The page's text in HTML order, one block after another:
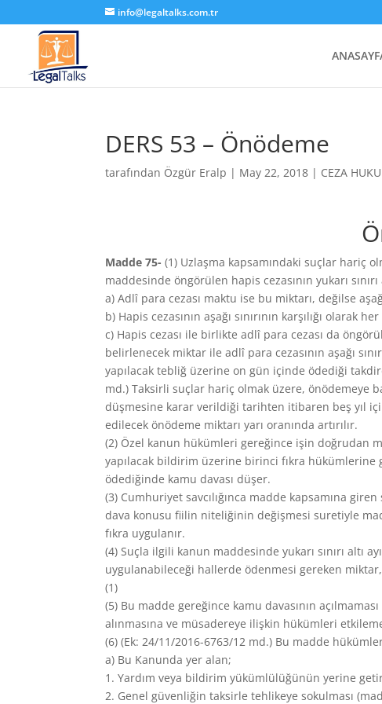
info@legaltalks.com.tr
DERS 53 – Önödeme
tarafından Özgür Eralp | May 22, 2018 | CEZA
Madde 75- (1) Uzlaşma kapsamındaki suçlar hariç
maddesinde öngörülen hapis cezasının yukarı
a) Adlî para cezası maktu ise bu miktarı, değilse aşağı
b) Hapis cezasının aşağı sınırının karşılığı
c) Hapis cezası ile birlikte adlî para cezası da
belirlenecek miktar ile adlî para cezasının aşağı
yapılacak tebliğ üzerine on gün içinde ödediği
md.) Taksirli suçlar hariç olmak üzere, önödemeye
düşmesine karar verildiği tarihten itibaren beş yıl
edilecek önödeme miktarı yarı oranında artırılır.
(2) Özel kanun hükümleri gereğince işin doğrudan
yapılacak bildirim üzerine birinci fıkra hükümlerine
ödediğinde kamu davası düşer.
(3) Cumhuriyet savcılığınca madde kapsamına
dava konusu fiilin niteliğinin değişmesi suretiyle
fıkra uygulanır.
(4) Suçla ilgili kanun maddesinde yukarı sınırı altı
uygulanabileceği hallerde ödenmesi gereken
(1)
(5) Bu madde gereğince kamu davasının
alınmasına ve müsadereye ilişkin hükümleri
(6) (Ek: 24/11/2016-6763/12 md.) Bu madde
a) Bu Kanunda yer alan;
1. Yardım veya bildirim yükümlülüğünün yerine
2. Genel güvenliğin taksirle tehlikeye sokulması